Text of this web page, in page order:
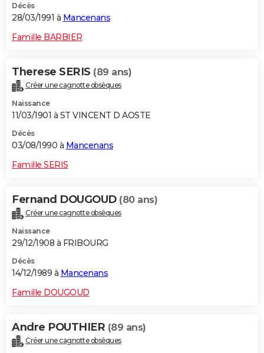
Décès
28/03/1991 à Mancenans
Famille BARBIER
Therese SERIS (89 ans)
Créer une cagnotte obsèques
Naissance
11/03/1901 à ST VINCENT D AOSTE
Décès
03/08/1990 à Mancenans
Famille SERIS
Fernand DOUGOUD (80 ans)
Créer une cagnotte obsèques
Naissance
29/12/1908 à FRIBOURG
Décès
14/12/1989 à Mancenans
Famille DOUGOUD
Andre POUTHIER (89 ans)
Créer une cagnotte obsèques